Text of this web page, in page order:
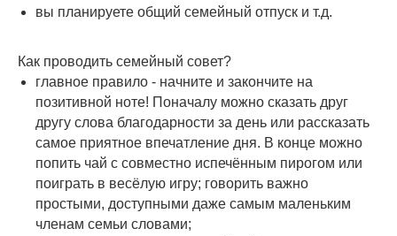
вы планируете общий семейный отпуск и т.д.
Как проводить семейный совет?
главное правило - начните и закончите на
позитивной ноте! Поначалу можно сказать друг
другу слова благодарности за день или рассказать
самое приятное впечатление дня. В конце можно
попить чай с совместно испечённым пирогом или
поиграть в весёлую игру; говорить важно
простыми, доступными даже самым маленьким
членам семьи словами;